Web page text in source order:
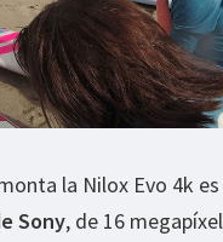
la Nilox Evo 4k es
Sony, de 16